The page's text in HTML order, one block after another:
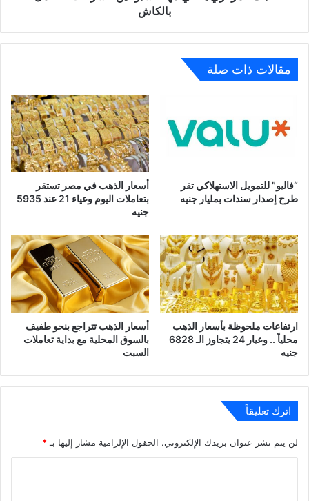
بالكاش
مقالات ذات صلة
“فاليو” للتمويل الاستهلاكي تقر
طرح إصدار سندات بمليار جنيه
أسعار الذهب في مصر تستقر
بتعاملات اليوم وعياء 21 عند 5935
جنيه
ارتفاعات ملحوظة بأسعار الذهب
محلياً .. وعيار 24 يتجاوز الـ 6828
جنيه
أسعار الذهب تتراجع بنحو طفيف
بالسوق المحلية مع بداية تعاملات
السبت
اترك تعليقاً
لن يتم نشر عنوان بريدك الإلكتروني. الحقول الإلزامية مشار إليها بـ*